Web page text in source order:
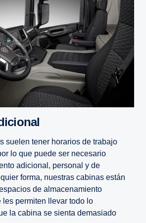
suelen tener horarios de trabajo
lo que puede ser necesario
adicional, personal y de
forma, nuestras cabinas están
de almacenamiento
les permiten llevar todo lo
la cabina se sienta demasiado